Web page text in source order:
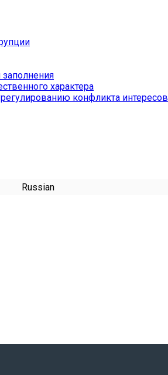
характера
конфликта интересов
Russian